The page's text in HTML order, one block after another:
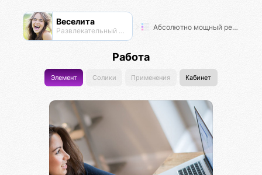
Веселита
Развлекательный нексус Абсолютно мощный рейтинг
Работа
Элемент Солики Применения Кабинет